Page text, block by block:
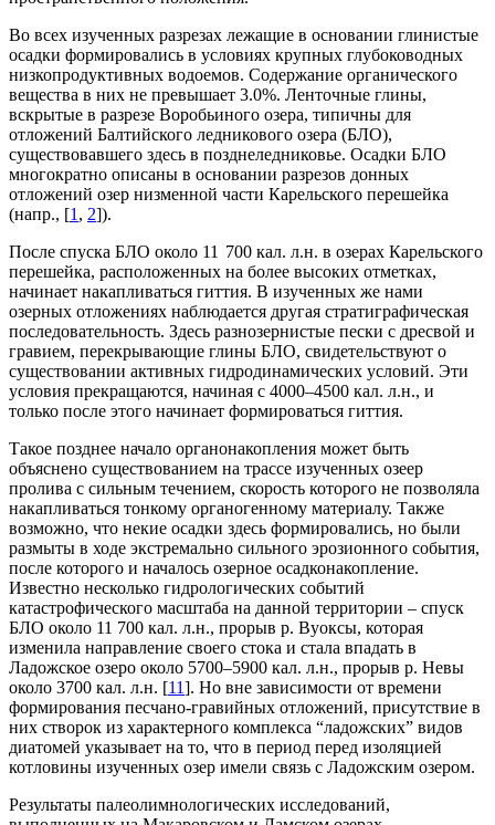
Во всех изученных разрезах лежащие в основании глинистые
осадки формировались в условиях крупных глубоководных
низкопродуктивных водоемов. Содержание органического
вещества в них не превышает 3.0%. Ленточные глины,
вскрытые в разрезе Воробьиного озера, типичны для
отложений Балтийского ледникового озера (БЛО),
существовавшего здесь в позднеледниковье. Осадки БЛО
многократно описаны в основании разрезов донных
отложений озер низменной части Карельского перешейка
(напр., [1 , 2]).
После спуска БЛО около 11 700 кал. л.н. в озерах Карельского
перешейка, расположенных на более высоких отметках,
начинает накапливаться гиттия. В изученных же нами
озерных отложениях наблюдается другая стратиграфическая
последовательность. Здесь разнозернистые пески с дресвой и
гравием, перекрывающие глины БЛО, свидетельствуют о
существовании активных гидродинамических условий. Эти
условия прекращаются, начиная с 4000–4500 кал. л.н., и
только после этого начинает формироваться гиттия.
Такое позднее начало органонакопления может быть
объяснено существованием на трассе изученных озеер
пролива с сильным течением, скорость которого не позволяла
накапливаться тонкому органогенному материалу. Также
возможно, что некие осадки здесь формировались, но были
размыты в ходе экстремально сильного эрозионного события,
после которого и началось озерное осадконакопление.
Известно несколько гидрологических событий
катастрофического масштаба на данной территории – спуск
БЛО около 11 700 кал. л.н., прорыв р. Вуоксы, которая
изменила направление своего стока и стала впадать в
Ладожское озеро около 5700–5900 кал. л.н., прорыв р. Невы
около 3700 кал. л.н. [11]. Но вне зависимости от времени
формирования песчано-гравийных отложений, присутствие в
них створок из характерного комплекса “ладожских” видов
диатомей указывает на то, что в период перед изоляцией
котловины изученных озер имели связь с Ладожским озером.
Результаты палеолимнологических исследований,